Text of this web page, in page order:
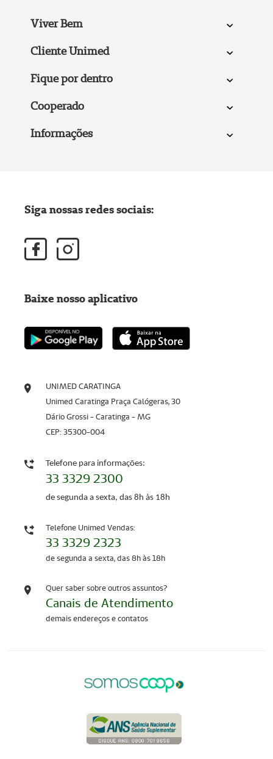
Viver Bem
Cliente Unimed
Fique por dentro
Cooperado
Informações
UNIMED CARATINGA
Unimed Caratinga Praça Calógeras, 30
Dário Grossi - Caratinga - MG
CEP: 35300-004
Telefone para informações:
33 3329 2300
de segunda a sexta, das 8h às 18h
Telefone Unimed Vendas:
33 3329 2323
de segunda a sexta, das 8h às 18h
Quer saber sobre outros assuntos?
Canais de Atendimento
demais endereços e contatos
Siga nossas redes sociais:
Baixe nosso aplicativo